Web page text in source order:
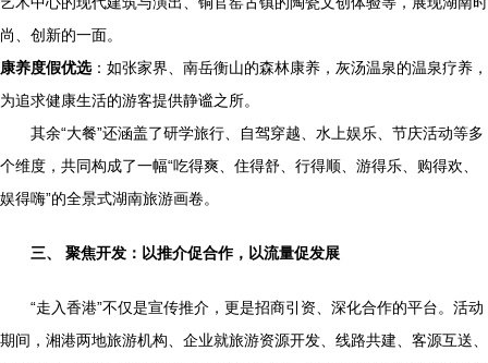
尚、创新的一面。
康养度假优选：如张家界、南岳衡山的森林康养，灰汤温泉的温泉疗养，
为追求健康生活的游客提供静谧之所。
其余“大餐”还涵盖了研学旅行、自驾穿越、水上娱乐、节庆活动等多
个维度，共同构成了一幅“吃得爽、住得舒、行得顺、游得乐、购得欢、
娱得嗨”的全景式湖南旅游画卷。
三、 聚焦开发：以推介促合作，以流量促发展
“走入香港”不仅是宣传推介，更是招商引资、深化合作的平台。活动
期间，湘港两地旅游机构、企业就旅游资源开发、线路共建、客源互送、